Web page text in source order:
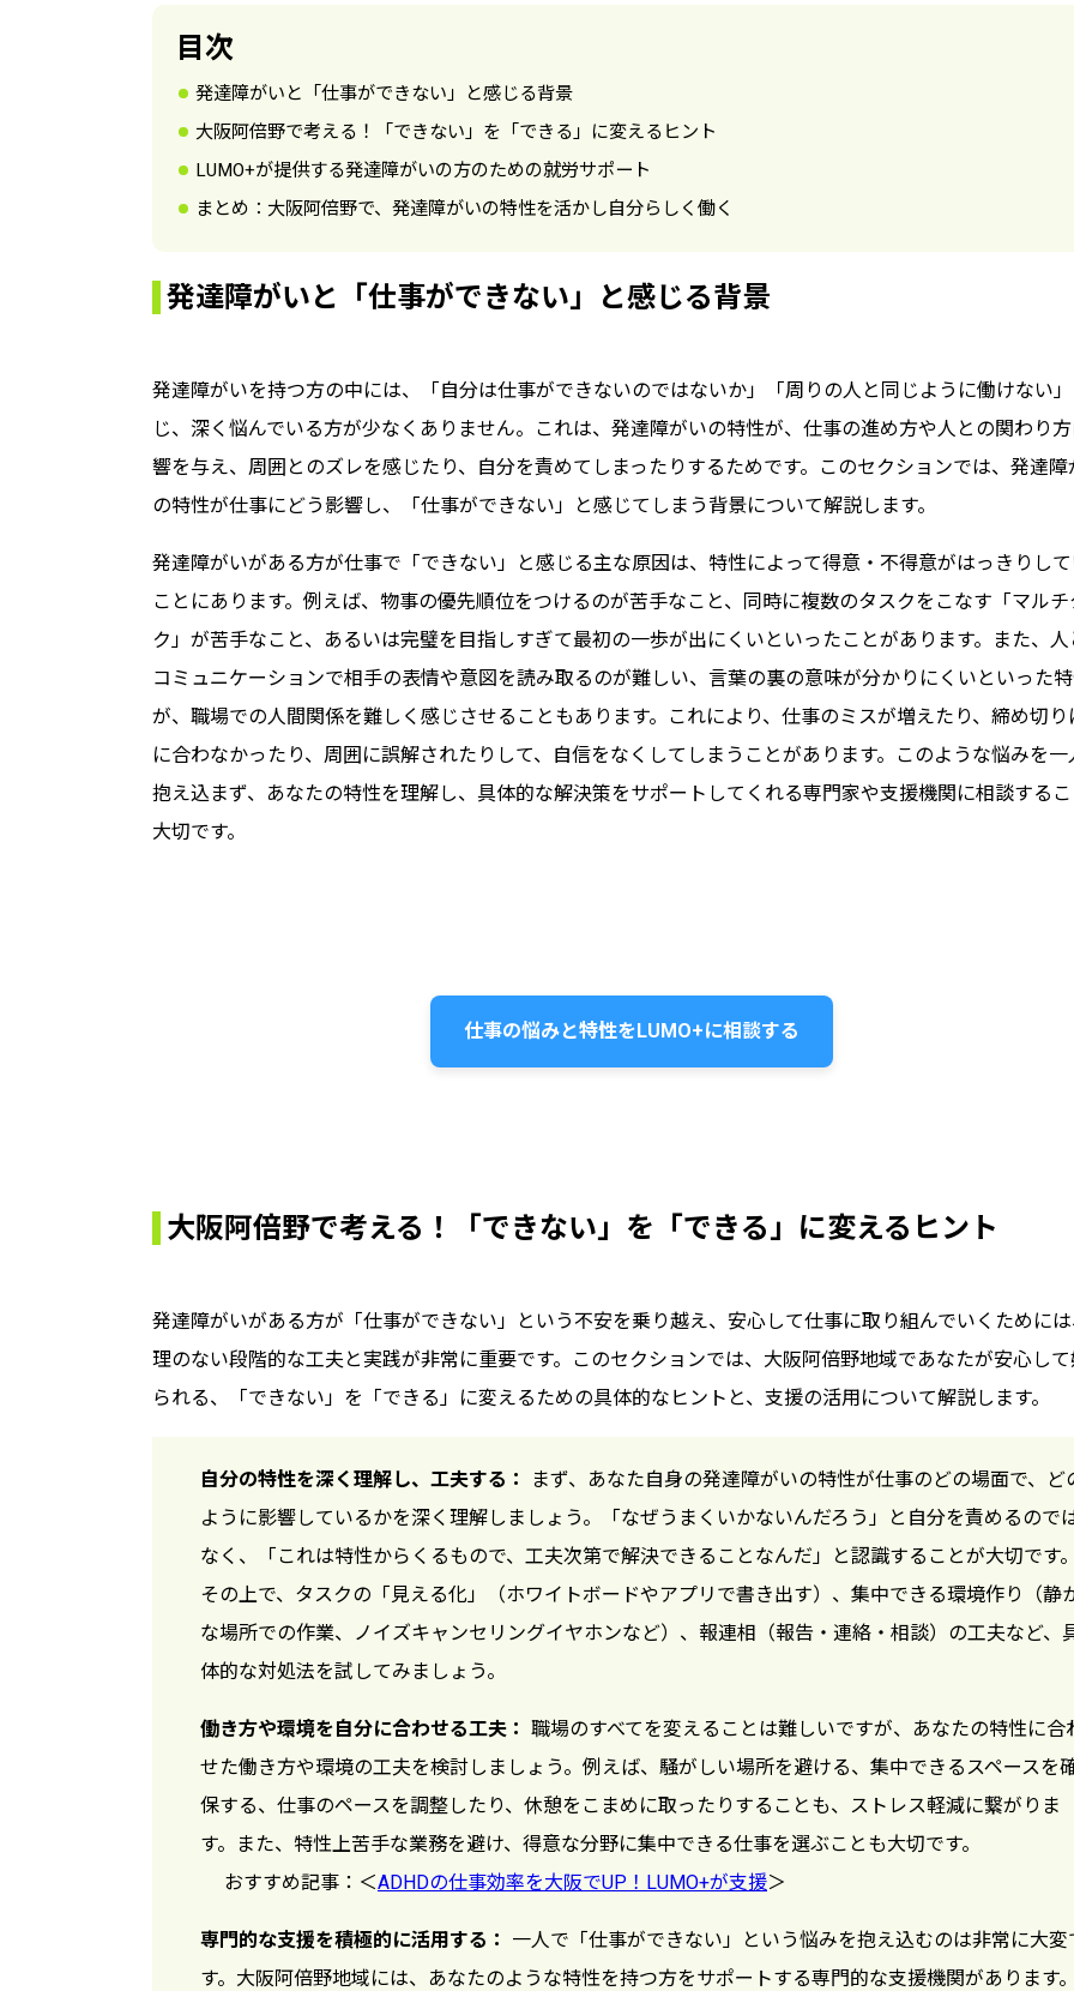
目次
発達障がいと「仕事ができない」と感じる背景
大阪阿倍野で考える！「できない」を「できる」に変えるヒント
LUMO+が提供する発達障がいの方のための就労サポート
まとめ：大阪阿倍野で、発達障がいの特性を活かし自分らしく働く
発達障がいと「仕事ができない」と感じる背景
発達障がいを持つ方の中には、「自分は仕事ができないのではないか」「周りの人と同じように働けない
じ、深く悩んでいる方が少なくありません。これは、発達障がいの特性が、仕事の進め方や人との関わり
響を与え、周囲とのズレを感じたり、自分を責めてしまったりするためです。このセクションでは、発達障
の特性が仕事にどう影響し、「仕事ができない」と感じてしまう背景について解説します。
発達障がいがある方が仕事で「できない」と感じる主な原因は、特性によって得意・不得意がはっきりして
ことにあります。例えば、物事の優先順位をつけるのが苦手なこと、同時に複数のタスクをこなす「マルチ
ク」が苦手なこと、あるいは完璧を目指しすぎて最初の一歩が出にくいといったことがあります。また、人
コミュニケーションで相手の表情や意図を読み取るのが難しい、言葉の裏の意味が分かりにくいといった
が、職場での人間関係を難しく感じさせることもあります。これにより、仕事のミスが増えたり、締め切り
に合わなかったり、周囲に誤解されたりして、自信をなくしてしまうことがあります。このような悩みを一
抱え込まず、あなたの特性を理解し、具体的な解決策をサポートしてくれる専門家や支援機関に相談する
大切です。
仕事の悩みと特性をLUMO+に相談する
大阪阿倍野で考える！「できない」を「できる」に変えるヒント
発達障がいがある方が「仕事ができない」という不安を乗り越え、安心して仕事に取り組んでいくために
理のない段階的な工夫と実践が非常に重要です。このセクションでは、大阪阿倍野地域であなたが安心して
られる、「できない」を「できる」に変えるための具体的なヒントと、支援の活用について解説します。
自分の特性を深く理解し、工夫する：
まず、あなた自身の発達障がいの特性が仕事のどの場面で、ど
ように影響しているかを深く理解しましょう。「なぜうまくいかないんだろう」と自分を責めるので
なく、「これは特性からくるもので、工夫次第で解決できることなんだ」と認識することが大切です。
その上で、タスクの「見える化」（ホワイトボードやアプリで書き出す）、集中できる環境作り（静
な場所での作業、ノイズキャンセリングイヤホンなど）、報連相（報告・連絡・相談）の工夫など、
体的な対処法を試してみましょう。
働き方や環境を自分に合わせる工夫： 職場のすべてを変えることは難しいですが、あなたの特性に合
せた働き方や環境の工夫を検討しましょう。例えば、騒がしい場所を避ける、集中できるスペースを
保する、仕事のペースを調整したり、休憩をこまめに取ったりすることも、ストレス軽減に繋がりま
す。また、特性上苦手な業務を避け、得意な分野に集中できる仕事を選ぶことも大切です。
おすすめ記事：＜ADHDの仕事効率を大阪でUP！LUMO+が支援＞
専門的な支援を積極的に活用する：
一人で「仕事ができない」という悩みを抱え込むのは非常に大変
す。大阪阿倍野地域には、あなたのような特性を持つ方をサポートする専門的な支援機関があります。